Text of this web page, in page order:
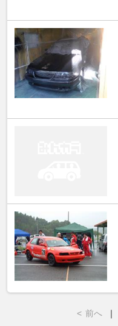
< 前へ ｜